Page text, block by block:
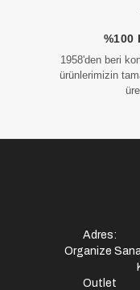
%100
1958'den beri
ürünlerimizin
Adres:
Organize
Outlet